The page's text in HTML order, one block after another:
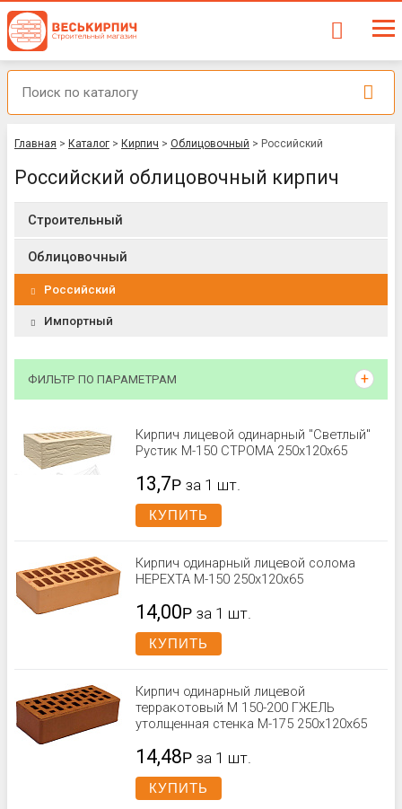
Главная > Каталог > Кирпич > Облицовочный > Российский
Российский облицовочный кирпич
Строительный
Облицовочный
Российский
Импортный
ФИЛЬТР ПО ПАРАМЕТРАМ
Кирпич лицевой одинарный "Светлый"
Рустик М-150 СТРОМА 250x120x65
13,7Р за 1 шт.
КУПИТЬ
Кирпич одинарный лицевой солома
НЕРЕХТА М-150 250x120x65
14,00Р за 1 шт.
КУПИТЬ
Кирпич одинарный лицевой
терракотовый М 150-200 ГЖЕЛЬ
утолщенная стенка М-175 250x120x65
14,48Р за 1 шт.
КУПИТЬ